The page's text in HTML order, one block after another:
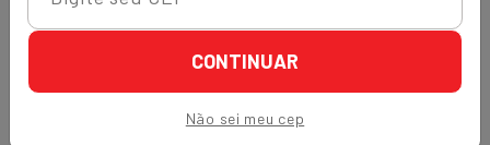
CONTINUAR
Não sei meu cep
Ajuda e Suporte
SAC
(41) 3538-2177